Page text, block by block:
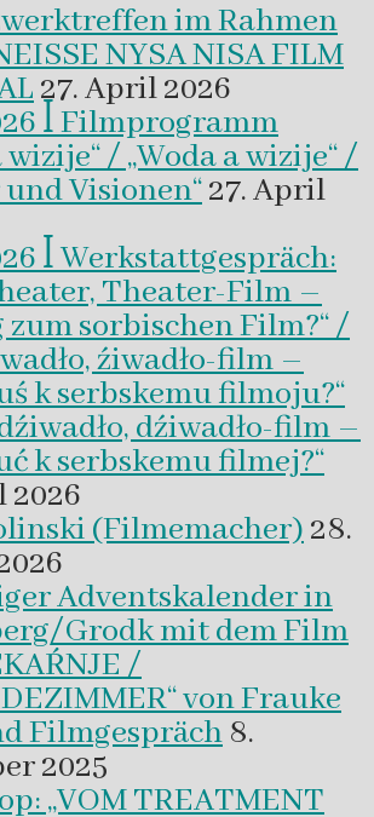
im Rahmen
NYSA NISA FILM
27. April 2026
ꟾ Filmprogramm
wizije“ / „Woda a wizije“ /
und Visionen“27. April
ꟾ Werkstattgespräch:
Theater-Film –
zum sorbischen Film?“ /
źiwadło-film –
k serbskemu filmoju?“
dźiwadło-film –
k serbskemu filmej?“
2026
(Filmemacher)28.
Adventskalender in
Grodk mit dem Film
/
von Frauke
Filmgespräch 8.
2025
„VOM TREATMENT